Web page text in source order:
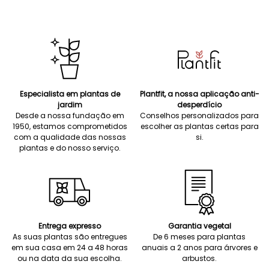
Especialista em plantas de
jardim
Desde a nossa fundação em
1950, estamos comprometidos
com a qualidade das nossas
plantas e do nosso serviço.
Plantfit, a nossa aplicação anti-
desperdício
Conselhos personalizados para
escolher as plantas certas para
si.
Entrega expresso
As suas plantas são entregues
em sua casa em 24 a 48 horas
ou na data da sua escolha.
Garantia vegetal
De 6 meses para plantas
anuais a 2 anos para árvores e
arbustos.